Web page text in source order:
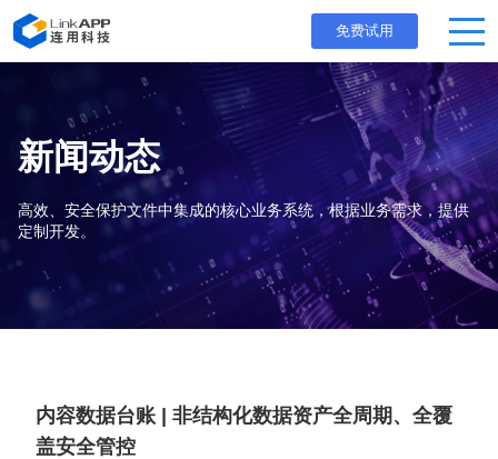
免费试用
新闻动态
高效、安全保护文件中集成的核心业务系统，根据业务需求，提供
定制开发。
内容数据台账 | 非结构化数据资产全周期、全覆
盖安全管控